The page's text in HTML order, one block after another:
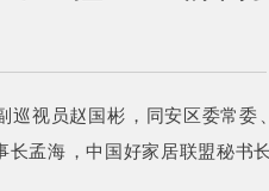
员赵国彬，同安区委常委
孟海，中国好家居联盟秘书长